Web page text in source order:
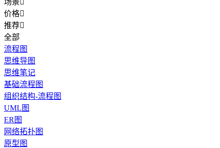
场景
价格
推荐
全部
流程图
思维导图
思维笔记
基础流程图
组织结构-流程图
UML图
ER图
网络拓扑图
原型图